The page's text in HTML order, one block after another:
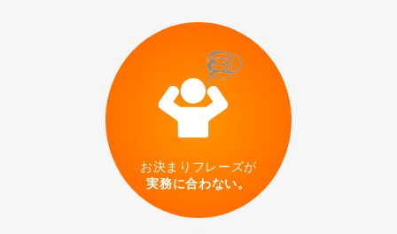
NEW!!
スーパーマーケット
お決まりフレーズが
実務に合わない。